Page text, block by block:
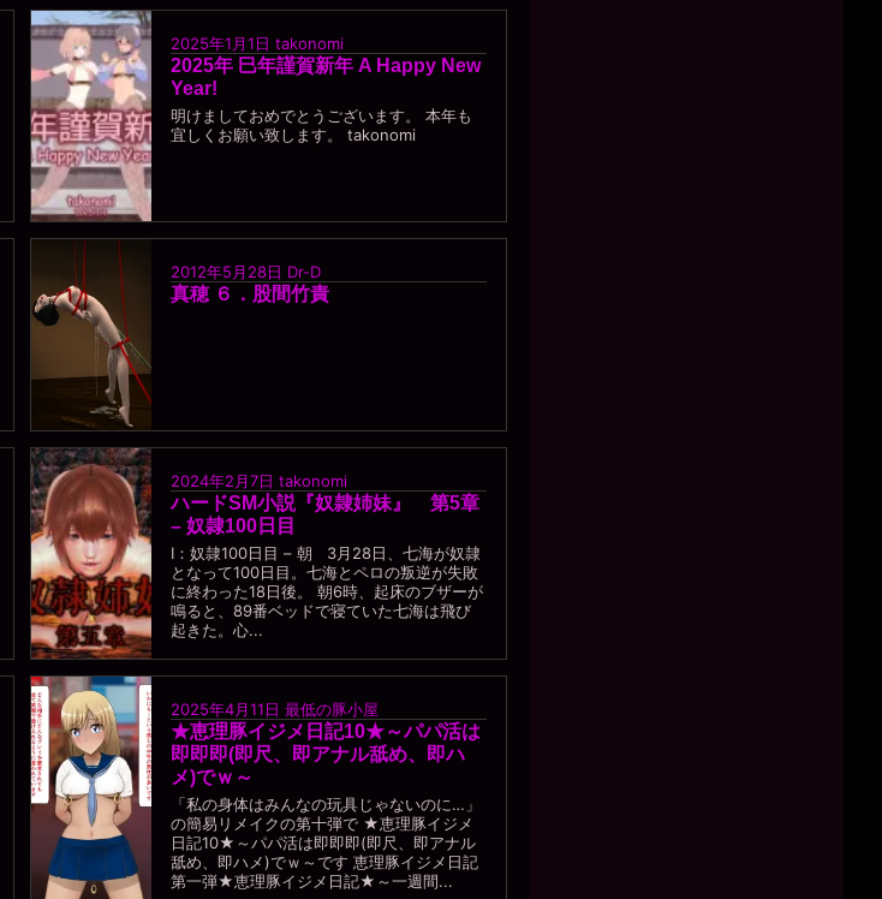
2025年1月1日 takonomi
2025年 巳年謹賀新年 A Happy New
Year!
明けましておめでとうございます。 本年も
宜しくお願い致します。 takonomi
2012年5月28日 Dr-D
真穂 ６．股間竹責
2024年2月7日 takonomi
ハードSM小説『奴隷姉妹』 第5章
– 奴隷100日目
I：奴隷100日目 – 朝 3月28日、七海が奴隷
となって100日目。七海とペロの叛逆が失敗
に終わった18日後。 朝6時、起床のブザーが
鳴ると、89番ベッドで寝ていた七海は飛び
起きた。心...
2025年4月11日 最低の豚小屋
★恵理豚イジメ日記10★～パパ活は
即即即(即尺、即アナル舐め、即ハ
メ)でｗ～
「私の身体はみんなの玩具じゃないのに…」
の簡易リメイクの第十弾で ★恵理豚イジメ
日記10★～パパ活は即即即(即尺、即アナル
舐め、即ハメ)でｗ～です 恵理豚イジメ日記
第一弾★恵理豚イジメ日記★～一週間...